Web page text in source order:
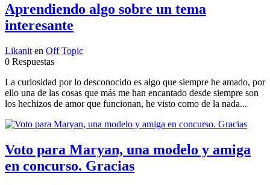
Aprendiendo algo sobre un tema
interesante
Likanit en Off Topic
0 Respuestas
La curiosidad por lo desconocido es algo que siempre he amado, por
ello una de las cosas que más me han encantado desde siempre son
los hechizos de amor que funcionan, he visto como de la nada...
Voto para Maryan, una modelo y amiga
en concurso. Gracias